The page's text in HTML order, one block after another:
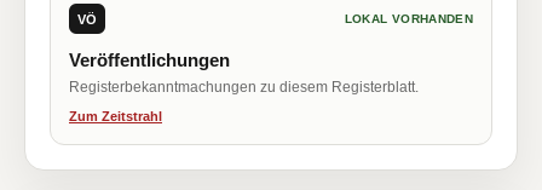
VÖ LOKAL VORHANDEN
Veröffentlichungen
Registerbekanntmachungen zu diesem Registerblatt.
Zum Zeitstrahl